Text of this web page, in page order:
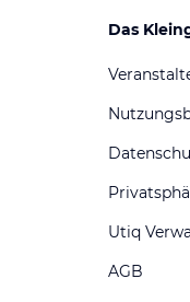
Das
Utiq
AGB